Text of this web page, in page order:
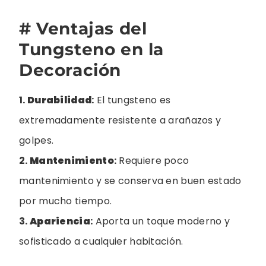
# Ventajas del
Tungsteno en la
Decoración
1. Durabilidad: El tungsteno es
extremadamente resistente a arañazos y
golpes.
2. Mantenimiento: Requiere poco
mantenimiento y se conserva en buen estado
por mucho tiempo.
3.Apariencia: Aporta un toque moderno y
sofisticado a cualquier habitación.